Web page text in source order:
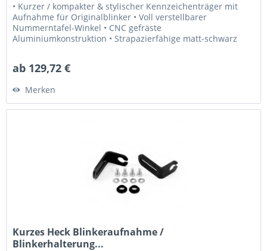
• Kurzer / kompakter & stylischer Kennzeichenträger mit
Aufnahme für Originalblinker • Voll verstellbarer
Nummerntafel-Winkel • CNC gefräste
Aluminiumkonstruktion • Strapazierfähige matt-schwarz
ab 129,72 €
Merken
Kurzes Heck Blinkeraufnahme /
Blinkerhalterung...